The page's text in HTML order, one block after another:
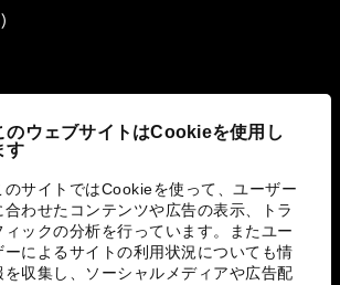
のウェブサイトはCookieを使用し
す
のサイトではCookieを使って、ユーザー
合わせたコンテンツや広告の表示、トラ
ィックの分析を行っています。またユー
ーによるサイトの利用状況についても情
を収集し、ソーシャルメディアや広告配
の取り組み
)